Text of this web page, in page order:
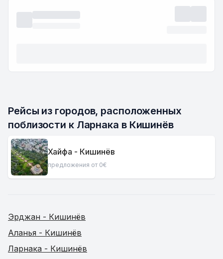
Рейсы из городов, расположенных
поблизости к Ларнака в Кишинёв
Хайфа - Кишинёв
предложения от 0€
Эрджан - Кишинёв
Аланья - Кишинёв
Ларнака - Кишинёв